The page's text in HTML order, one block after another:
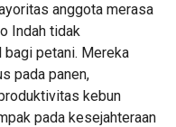
anggota merasa
Indah tidak
bagi petani. Mereka
pada panen,
kebun
pada kesejahteraan